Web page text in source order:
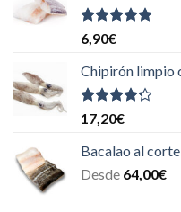
Valorado
con
5
6,90€
Chipirón limpio
Valorado
con
de 5
17,20€
Bacalao al corte
Desde 64,00€